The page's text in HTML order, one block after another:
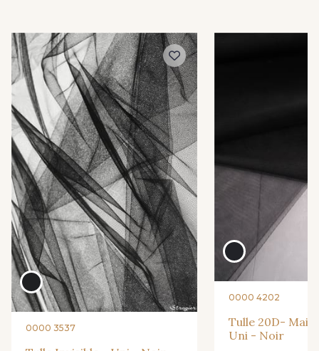
778 - Peau claire 623 - Blush
528 - Marine 616 - Pervenche
670 - Peau
776 - 776
762 - Bleu Outremer
0000 3537
0000 4202
Tulle 20D-
Uni - Noir